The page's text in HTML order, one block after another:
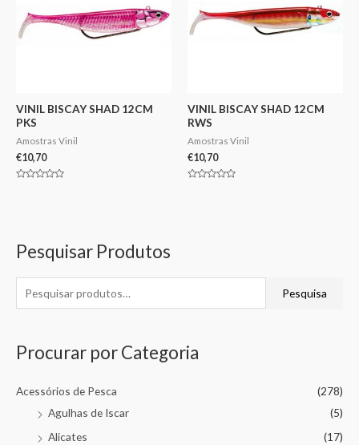
Pesquisar Produtos
Pesquisa
Procurar por Categoria
Acessórios de Pesca
(278)
Agulhas de Iscar
(5)
Alicates
(17)
VINIL BISCAY SHAD 12CM
PKS
Amostras Vinil
€10,70
VINIL BISCAY SHAD 12CM
RWS
Amostras Vinil
€10,70